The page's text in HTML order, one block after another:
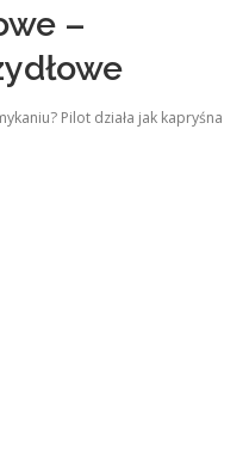
–
Pilot działa jak kapryśna